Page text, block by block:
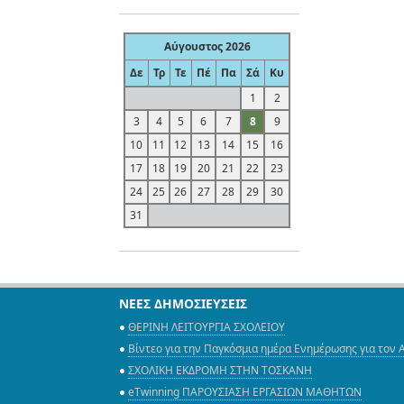
Αύγουστος 2026
Δε
Τρ Τε Πέ Πα Σά
Κυ
1
2
3
4 5 6 7 8
9
10
11 12 13 14 15
16
17
18 19 20 21 22
23
24
25 26 27 28 29
30
31
ΝΕΕΣ ΔΗΜΟΣΙΕΥΣΕΙΣ
ΘΕΡΙΝΗ ΛΕΙΤΟΥΡΓΙΑ ΣΧΟΛΕΙΟΥ
Βίντεο για την Παγκόσμια ημέρα Ενημέρωσης για τον
ΣΧΟΛΙΚΗ ΕΚΔΡΟΜΗ ΣΤΗΝ ΤΟΣΚΑΝΗ
eTwinning ΠΑΡΟΥΣΙΑΣΗ ΕΡΓΑΣΙΩΝ ΜΑΘΗΤΩΝ